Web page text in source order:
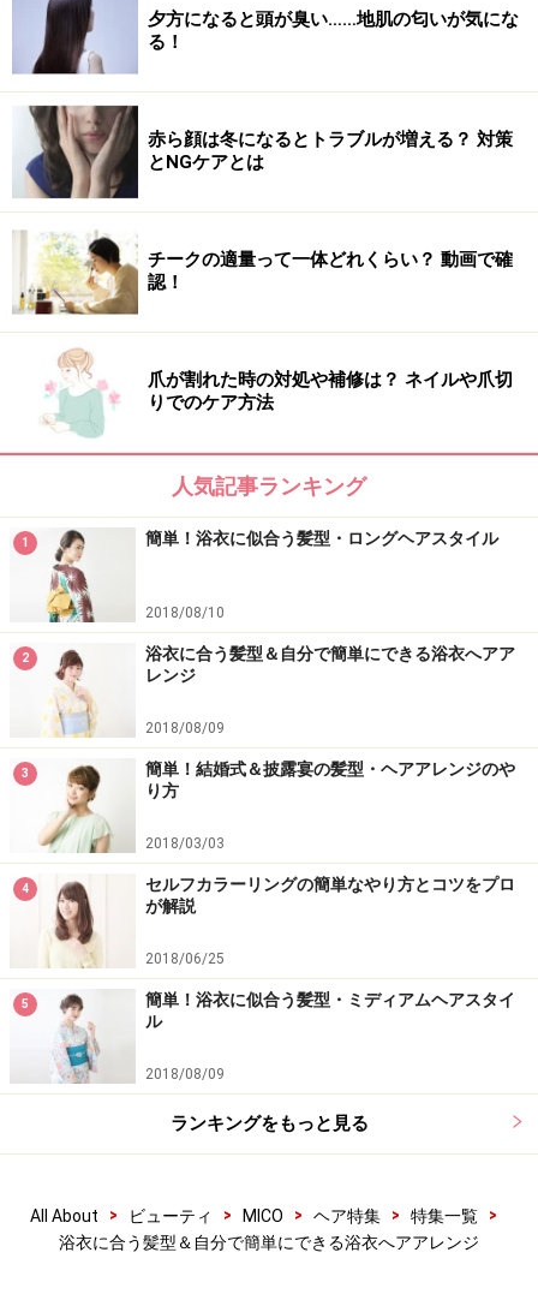
夕方になると頭が臭い……地肌の匂いが気にな
る！
赤ら顔は冬になるとトラブルが増える？ 対策
とNGケアとは
チークの適量って一体どれくらい？ 動画で確
認！
爪が割れた時の対処や補修は？ ネイルや爪切
りでのケア方法
人気記事ランキング
1 簡単！浴衣に似合う髪型・ロングヘアスタイル
2018/08/10
2
浴衣に合う髪型＆自分で簡単にできる浴衣へアア
レンジ
2018/08/09
3
簡単！結婚式＆披露宴の髪型・ヘアアレンジのや
り方
2018/03/03
4
セルフカラーリングの簡単なやり方とコツをプロ
が解説
2018/06/25
5
簡単！浴衣に似合う髪型・ミディアムヘアスタイ
ル
2018/08/09
ランキングをもっと見る
All About > ビューティ > MICO > ヘア特集 > 特集一覧
>
浴衣に合う髪型＆自分で簡単にできる浴衣へアアレンジ